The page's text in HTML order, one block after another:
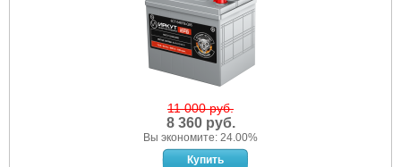
11 000 руб.
8 360 руб.
Вы экономите: 24.00%